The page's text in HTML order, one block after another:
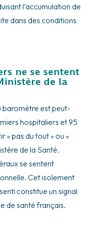
l’accumulation de
dans des conditions
ne se sentent
de la
baromètre est peut-
hospitaliers et 95
« pas du tout » ou «
de la Santé.
se sentent
Cet isolement
constitue un signal
de santé français.